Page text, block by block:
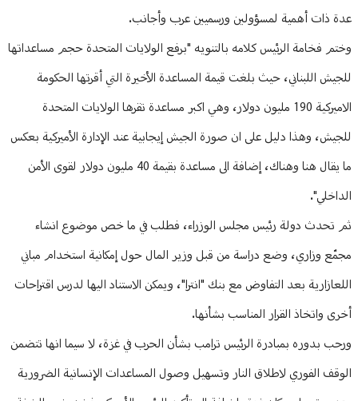
عدة ذات أهمية لمسؤولين ورسميين عرب وأجانب.
وختم فخامة الرئيس كلامه بالتنويه "برفع الولايات المتحدة حجم مساعداتها
للجيش اللبناني، حيث بلغت قيمة المساعدة الأخيرة التي أقرتها الحكومة
الاميركية 190 مليون دولار، وهي اكبر مساعدة تقرها الولايات المتحدة
للجيش، وهذا دليل على ان صورة الجيش إيجابية عند الإدارة الأميركية بعكس
ما يقال هنا وهناك، إضافة الى مساعدة بقيمة 40 مليون دولار لقوى الأمن
الداخلي".
ثم تحدث دولة رئيس مجلس الوزراء، فطلب في ما خص موضوع انشاء
مجمّع وزاري، وضع دراسة من قبل وزير المال حول إمكانية استخدام مباني
اللعازارية بعد التفاوض مع بنك "انترا"، ويمكن الاستناد اليها لدرس اقتراحات
أخرى واتخاذ القرار المناسب بشأنها.
ورحب بدوره بمبادرة الرئيس ترامب بشأن الحرب في غزة، لا سيما انها تتضمن
الوقف الفوري لاطلاق النار وتسهيل وصول المساعدات الإنسانية الضرورية